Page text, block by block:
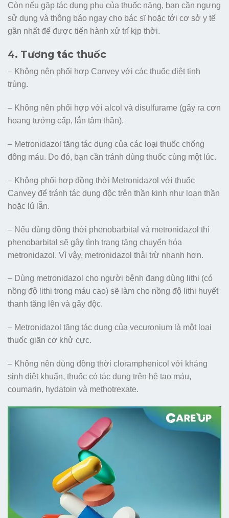
Còn nếu gặp tác dụng phụ của thuốc nặng, bạn cần ngưng
sử dụng và thông báo ngay cho bác sĩ hoặc tới cơ sở y tế
gần nhất để được tiến hành xử trí kịp thời.
4. Tương tác thuốc
– Không nên phối hợp Canvey với các thuốc diệt tinh
trùng.
– Không nên phối hợp với alcol và disulfurame (gây ra cơn
hoang tưởng cấp, lẫn tâm thần).
– Metronidazol tăng tác dụng của các loại thuốc chống
đông máu. Do đó, bạn cần tránh dùng thuốc cùng một lúc.
– Không phối hợp đồng thời Metronidazol với thuốc
Canvey để tránh tác dụng độc trên thần kinh như loạn thần
hoặc lú lẫn.
– Nếu dùng đồng thời phenobarbital và metronidazol thì
phenobarbital sẽ gây tình trạng tăng chuyển hóa
metronidazol. Vì vậy, metronidazol thải trừ nhanh hơn.
– Dùng metronidazol cho người bệnh đang dùng lithi (có
nồng độ lithi trong máu cao) sẽ làm cho nồng độ lithi huyết
thanh tăng lên và gây độc.
– Metronidazol tăng tác dụng của vecuronium là một loại
thuốc giãn cơ khử cực.
– Không nên dùng đồng thời cloramphenicol với kháng
sinh diệt khuẩn, thuốc có tác dụng trên hệ tạo máu,
coumarin, hydatoin và methotrexate.